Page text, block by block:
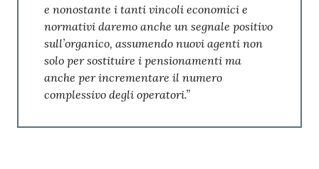
e nonostante i tanti vincoli economici e
normativi daremo anche un segnale positivo
sull’organico, assumendo nuovi agenti non
solo per sostituire i pensionamenti ma
anche per incrementare il numero
complessivo degli operatori.”